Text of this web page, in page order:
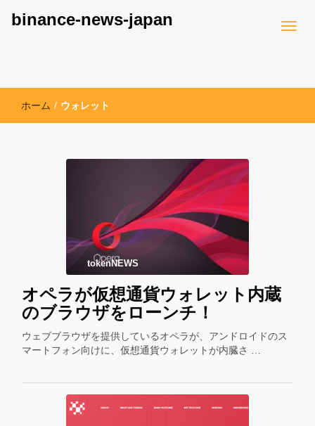
binance-news-japan
ホーム / ウォレット
tokenNEWS
オペラが仮想通貨ウォレット内蔵
のブラウザをローンチ！
ウェブブラウザを提供しているオペラが、アンドロイドのス
マートフォン向けに、仮想通貨ウォレットが内臓さ …